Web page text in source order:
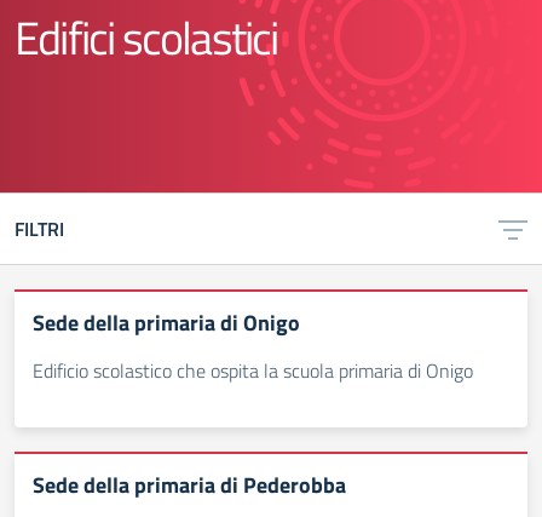
Edifici scolastici
FILTRI
Sede della primaria di Onigo
Edificio scolastico che ospita la scuola primaria di Onigo
Sede della primaria di Pederobba